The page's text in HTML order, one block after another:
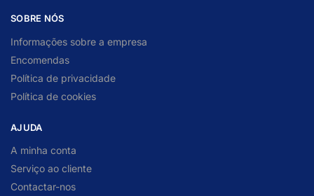
SOBRE NÓS
Informações sobre a empresa
Encomendas
Política de privacidade
Política de cookies
AJUDA
A minha conta
Serviço ao cliente
Contactar-nos